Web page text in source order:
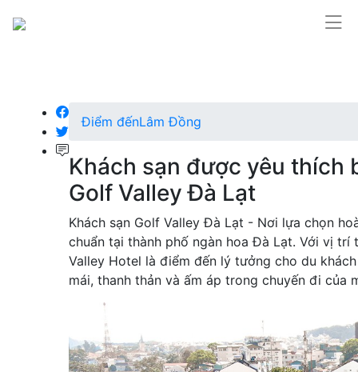
Điểm đếnLâm Đồng
Khách sạn được yêu thích
Golf Valley Đà Lạt
Khách sạn Golf Valley Đà Lạt - Nơi lựa chọn
chuẩn tại thành phố ngàn hoa Đà Lạt. Với vị trí
Valley Hotel là điểm đến lý tưởng cho du
mái, thanh thản và ấm áp trong chuyến đi của